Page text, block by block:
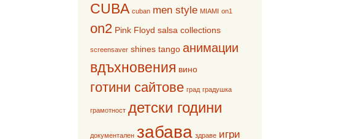
CUBA cuban men style MIAMI on1
on2 Pink Floyd salsa collections
screensaver shines tango анимации
вдъхновения вино
готини сайтове град градушка
грамотност детски години
документален забава здраве игри